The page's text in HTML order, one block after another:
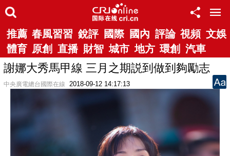
推薦 春風習習 銳評 國際 國內 評論 視頻 文娛
體育 原創 直播 財智 城市 地方 環創 汽車
謝娜大秀馬甲線 三月之期説到做到夠勵志
中央廣電總台國際在線 2018-09-12 14:17:13